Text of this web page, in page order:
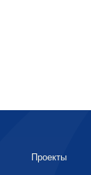
Проекты